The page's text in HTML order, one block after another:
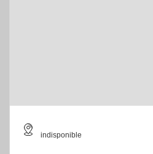
indisponible